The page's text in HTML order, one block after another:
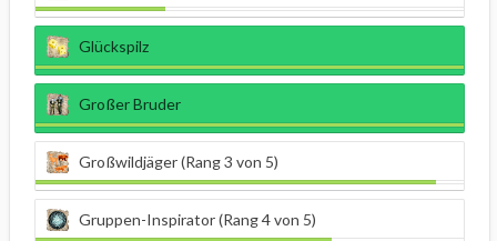
Glückspilz
Großer Bruder
Großwildjäger (Rang 3 von 5)
Gruppen-Inspirator (Rang 4 von 5)